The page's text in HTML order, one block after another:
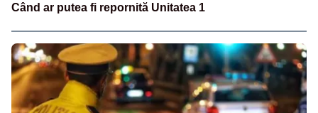
Când ar putea fi repornită Unitatea 1